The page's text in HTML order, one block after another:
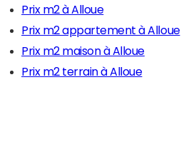
Prix m2 à Alloue
Prix m2 appartement à Alloue
Prix m2 maison à Alloue
Prix m2 terrain à Alloue